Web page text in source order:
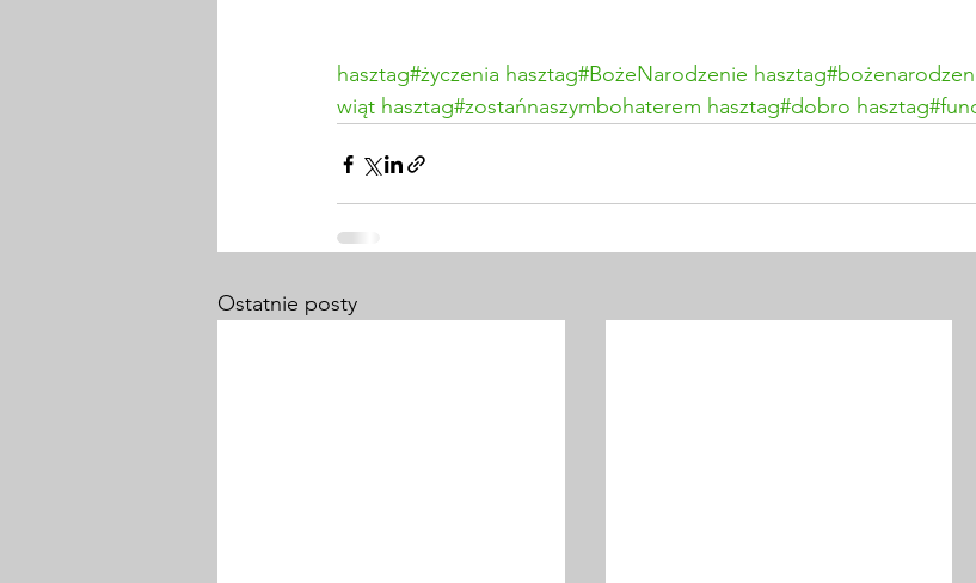
hasztag#życzenia hasztag#BożeNarodzenie
wiąt hasztag#zostańnaszymbohaterem hasztag#dobro
Ostatnie posty